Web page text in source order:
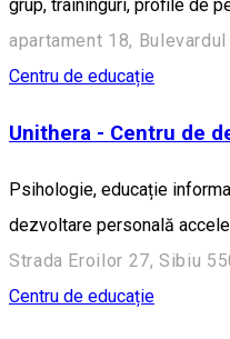
grup, traininguri, profile de
Centru de educație
Unithera - Centru de
Psihologie, educație
dezvoltare personală
Strada Eroilor 27, Sibiu
Centru de educație